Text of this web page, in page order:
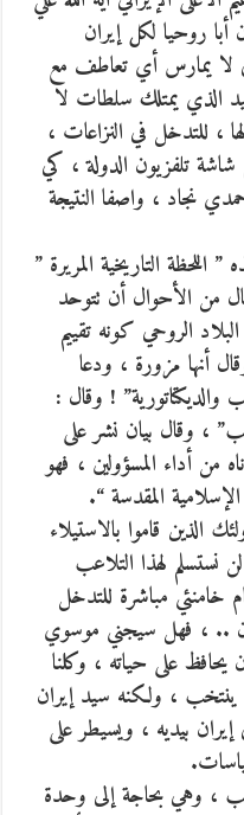
روحيا لكل إيران
لا يمارس أي تعاطف مع
الذي يمتلك سلطات لا
، للتدخل في النزاعات ،
تلفزيون الدولة ، كي
نجاد ، واصفا النتيجة
التاريخية المريرة ”
من الأحوال أن تتوحد
الروحي كونه تقييم
أنها مزورة ، ودعا
! وقال :
، وقال بيان نشر على
من أداء المسؤولين ، فهو
المقدسة “.
الذين قاموا بالاستيلاء
لهذا التلاعب
خامنئي مباشرة للتدخل
.. ، فهل سيجني موسوي
على حياته ، وكلنا
ينتخب ، ولكنه سيد إيران
بيديه ، ويسيطر على
، وهي بحاجة إلى وحدة